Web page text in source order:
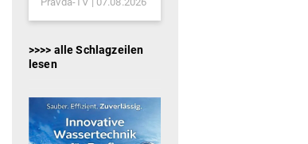
>>>> alle Schlagzeilen
lesen